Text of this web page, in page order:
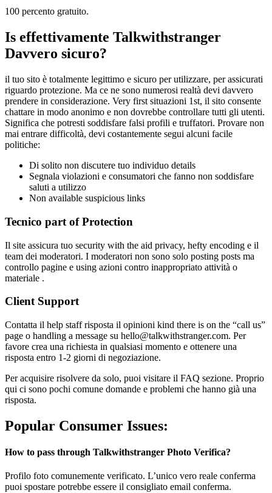
100 percento gratuito.
Is effettivamente Talkwithstranger
Davvero sicuro?
il tuo sito è totalmente legittimo e sicuro per utilizzare, per assicurati
riguardo protezione. Ma ce ne sono numerosi realtà devi davvero
prendere in considerazione. Very first situazioni 1st, il sito consente
chattare in modo anonimo e non dovrebbe controllare tutti gli utenti.
Significa che potresti soddisfare falsi profili e truffatori. Provare non
mai entrare difficoltà, devi costantemente segui alcuni facile
politiche:
Di solito non discutere tuo individuo details
Segnala violazioni e consumatori che fanno non soddisfare
saluti a utilizzo
Non available suspicious links
Tecnico part of Protection
Il site assicura tuo security with the aid privacy, hefty encoding e il
team dei moderatori. I moderatori non sono solo posting posts ma
controllo pagine e using azioni contro inappropriato attività o
materiale .
Client Support
Contatta il help staff risposta il opinioni kind there is on the “call us”
page o handling a message su hello@talkwithstranger.com. Per
favore crea una richiesta in qualsiasi momento e ottenere una
risposta entro 1-2 giorni di negoziazione.
Per acquisire risolvere da solo, puoi visitare il FAQ sezione. Proprio
qui ci sono pochi comune domande e problemi che hanno già una
risposta.
Popular Consumer Issues:
How to pass through Talkwithstranger Photo Verifica?
Profilo foto comunemente verificato. L’unico vero reale conferma
puoi spostare potrebbe essere il consigliato email conferma.